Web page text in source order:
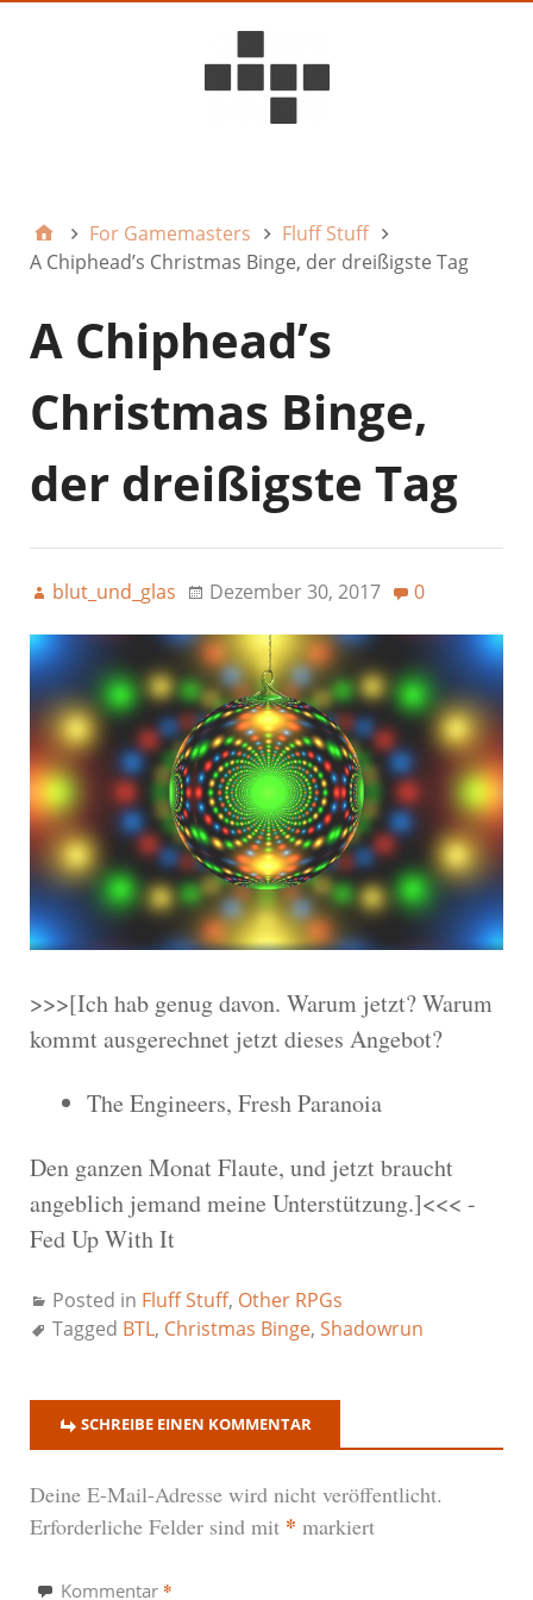
For Gamemasters
Fluff Stuff
A Chiphead’s Christmas Binge, der dreißigste Tag
A Chiphead’s
Christmas Binge,
der dreißigste Tag
blut_und_glas Dezember 30, 2017 0
>>>[Ich hab genug davon. Warum jetzt? Warum
kommt ausgerechnet jetzt dieses Angebot?
The Engineers, Fresh Paranoia
Den ganzen Monat Flaute, und jetzt braucht
angeblich jemand meine Unterstützung.]<<< -
Fed Up With It
Posted in Fluff Stuff, Other RPGs
Tagged BTL, Christmas Binge, Shadowrun
SCHREIBE EINEN KOMMENTAR
Deine E-Mail-Adresse wird nicht veröffentlicht.
Erforderliche Felder sind mit * markiert
Kommentar *